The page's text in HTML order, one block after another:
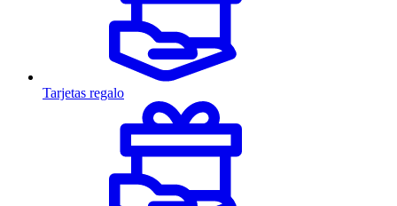
Tarjetas regalo